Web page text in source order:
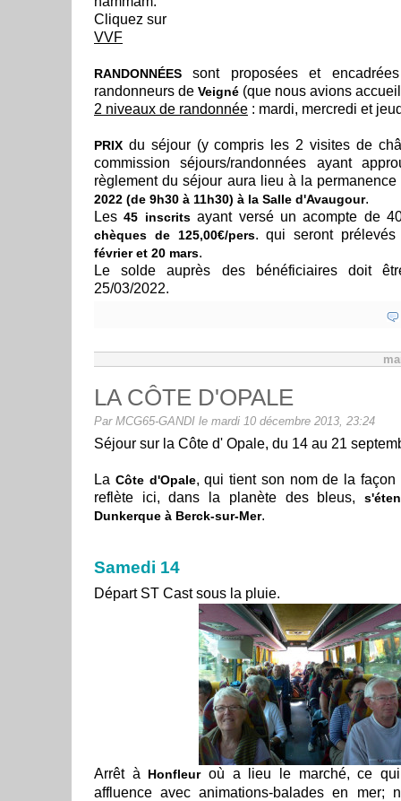
Cliquez sur
VVF
RANDONNÉES sont proposées et
randonneurs de Veigné (que nous avions
2 niveaux de randonnée : mardi, mercredi et
PRIX du séjour (y compris les 2 visites de
commission séjours/randonnées ayant
règlement du séjour aura lieu à la
2022 (de 9h30 à 11h30) à la Salle d'Avaugour.
Les 45 inscritsayant versé un acompte de
chèques de 125,00€/pers. qui seront
février et 20 mars.
Le solde auprès des bénéficiaires doit
25/03/2022.
LA CÔTE D'OPALE
Par MCG65-GANDI le mardi 10 décembre 2013, 23:24
Séjour sur la Côte d' Opale, du 14 au 21
La Côte d'Opale, qui tient son nom de la façon
reflète ici, dans la planète des bleus,
Dunkerque à Berck-sur-Mer.
Samedi 14
Départ ST Cast sous la pluie.
Arrêt à Honfleuroù a lieu le marché, ce qui
affluence avec animations-balades en mer;